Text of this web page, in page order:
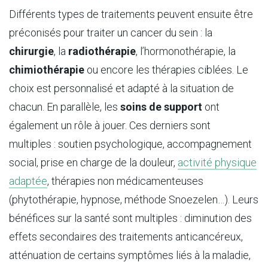
Différents types de traitements peuvent ensuite être
préconisés pour traiter un cancer du sein : la
chirurgie, la radiothérapie, l’hormonothérapie, la
chimiothérapie ou encore les thérapies ciblées. Le
choix est personnalisé et adapté à la situation de
chacun. En parallèle, les soins de support ont
également un rôle à jouer. Ces derniers sont
multiples : soutien psychologique, accompagnement
social, prise en charge de la douleur, activité physique
adaptée, thérapies non médicamenteuses
(phytothérapie, hypnose, méthode Snoezelen…). Leurs
bénéfices sur la santé sont multiples : diminution des
effets secondaires des traitements anticancéreux,
atténuation de certains symptômes liés à la maladie,